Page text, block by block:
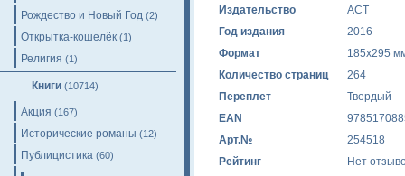
Рождество и Новый Год (2)
Открытка-кошелёк (1)
Религия (1)
Книги (10714)
Акция (167)
Исторические романы (12)
Публицистика (60)
Издательство
АСТ
Год издания
2016
Формат
185x295
Количество страниц
264
Переплет
Твердый
EAN
Арт.№
254518
Рейтинг
Нет